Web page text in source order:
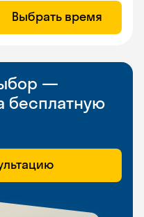
Выбрать время
—
бесплатную